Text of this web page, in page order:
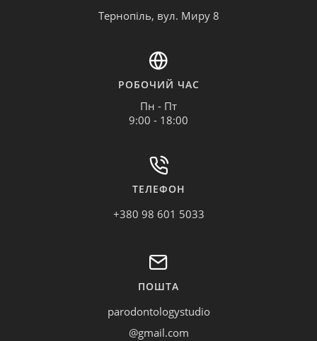
Тернопіль, вул. Миру 8
РОБОЧИЙ ЧАС
Пн - Пт
9:00 - 18:00
ТЕЛЕФОН
+380 98 601 5033
ПОШТА
parodontologystudio
@gmail.com